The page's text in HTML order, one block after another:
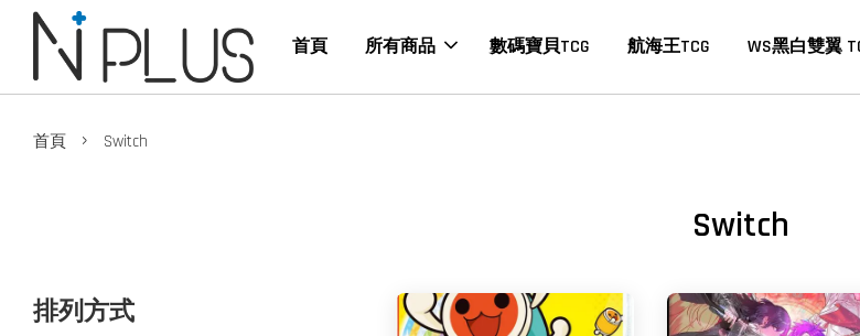
首頁 所有商品 數碼寶貝TCG 航海王TCG WS黑白雙翼
首頁 › Switch
Switch
排列方式